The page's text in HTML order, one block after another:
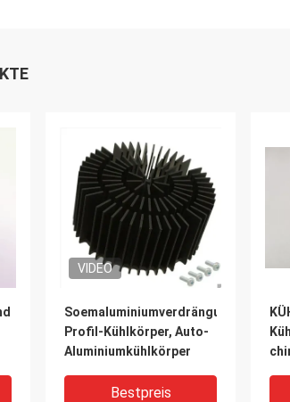
VIDEO
Soemaluminiumverdrängungs-
Profil-Kühlkörper, Auto-
Aluminiumkühlkörper
Bestpreis